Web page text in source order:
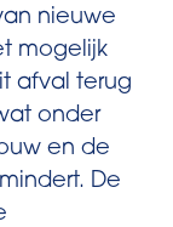
nieuwe
mogelijk
afval terug
onder
en de
De